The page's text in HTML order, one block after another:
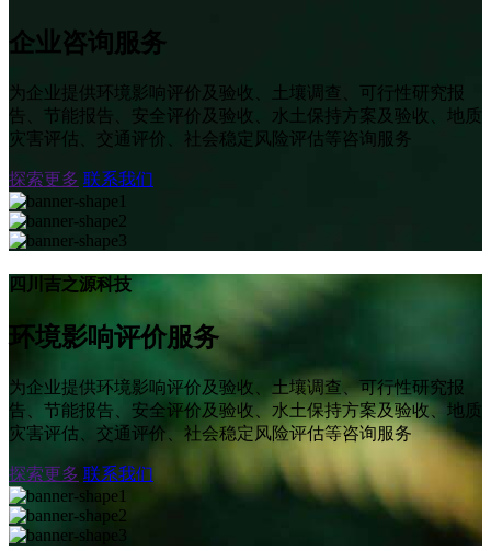
企业咨询服务
为企业提供环境影响评价及验收、土壤调查、可行性研究报
告、节能报告、安全评价及验收、水土保持方案及验收、地质
灾害评估、交通评价、社会稳定风险评估等咨询服务
探索更多 联系我们
四川吉之源科技
环境影响评价服务
为企业提供环境影响评价及验收、土壤调查、可行性研究报
告、节能报告、安全评价及验收、水土保持方案及验收、地质
灾害评估、交通评价、社会稳定风险评估等咨询服务
探索更多 联系我们